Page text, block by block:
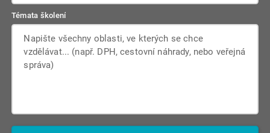
Témata školení